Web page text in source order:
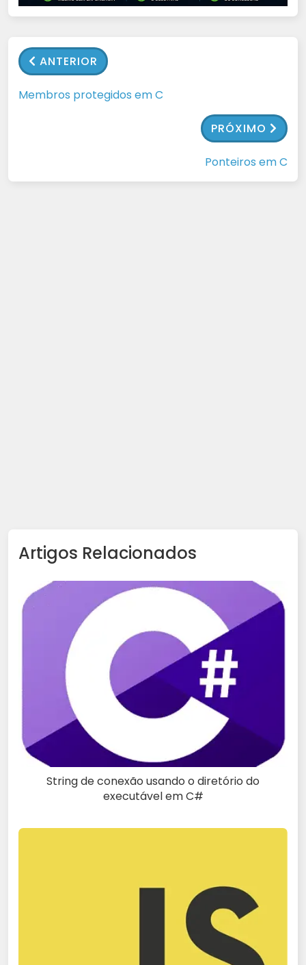
ANTERIOR
Membros protegidos em C
PRÓXIMO
Ponteiros em C
Artigos Relacionados
String de conexão usando o diretório do
executável em C#